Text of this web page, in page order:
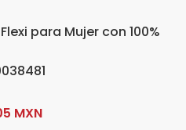
para Mujer con 100%
MXN